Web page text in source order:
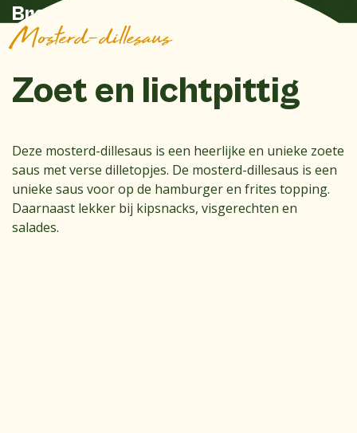
Broodje Zeedijk
Mosterd-dillesaus
Zoet en lichtpittig
Deze mosterd-dillesaus is een heerlijke en unieke zoete
saus met verse dilletopjes. De mosterd-dillesaus is een
unieke saus voor op de hamburger en frites topping.
Daarnaast lekker bij kipsnacks, visgerechten en
salades.